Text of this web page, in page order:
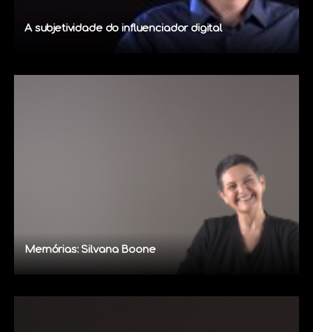
A subjetividade do influenciador digital
Memórias: Silvana Boone